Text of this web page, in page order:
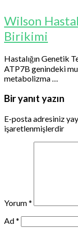
Wilson
Birikimi
Hastalığın Genetik
ATP7B genindeki
metabolizma …
Bir yanıt yazın
E-posta adresiniz
işaretlenmişlerdir
Yorum*
Ad*